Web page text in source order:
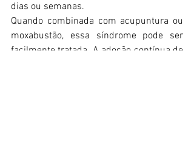
dias ou semanas.
Quando combinada com acupuntura ou
moxabustão, essa síndrome pode ser
facilmente tratada. A adoção contínua de